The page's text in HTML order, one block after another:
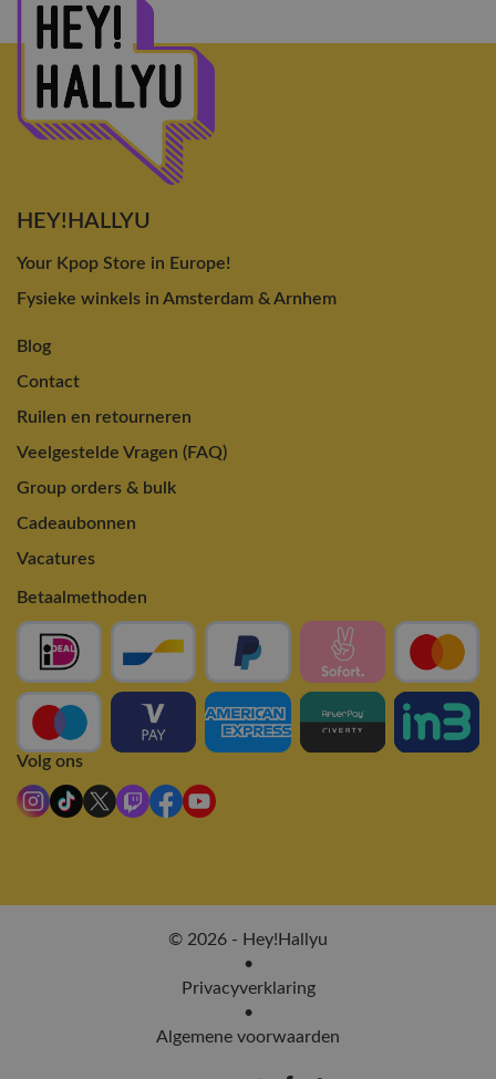
HEY!HALLYU
Your Kpop Store in Europe!
Fysieke winkels in Amsterdam & Arnhem
Blog
Contact
Ruilen en retourneren
Veelgestelde Vragen (FAQ)
Group orders & bulk
Cadeaubonnen
Vacatures
Betaalmethoden
Volg ons
© 2026 - Hey!Hallyu
•
Privacyverklaring
•
Algemene voorwaarden